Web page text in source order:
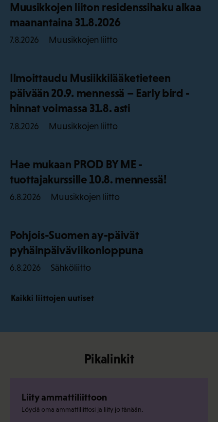
Muusikkojen liiton residenssihaku alkaa
maanantaina 31.8.2026
7.8.2026 Muusikkojen liitto
Ilmoittaudu Musiikkilääketieteen
päivään 20.9. mennessä – Early bird -
hinnat voimassa 31.8. asti
7.8.2026 Muusikkojen liitto
Hae mukaan PROD BY ME -
tuottajakurssille 10.8. mennessä!
6.8.2026 Muusikkojen liitto
Pohjois-Suomen ay-päivät
pyhäinpäiväviikonloppuna
6.8.2026 Sähköliitto
Kaikki liittojen uutiset
Pikalinkit
Liity ammattiliittoon
Löydä oma ammattiliittosi ja liity jo tänään.